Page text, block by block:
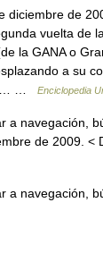
diciembre de
vuelta de
la GANA o
a su
…
Enciclopedia
a navegación,
de 2009. <
a navegación,